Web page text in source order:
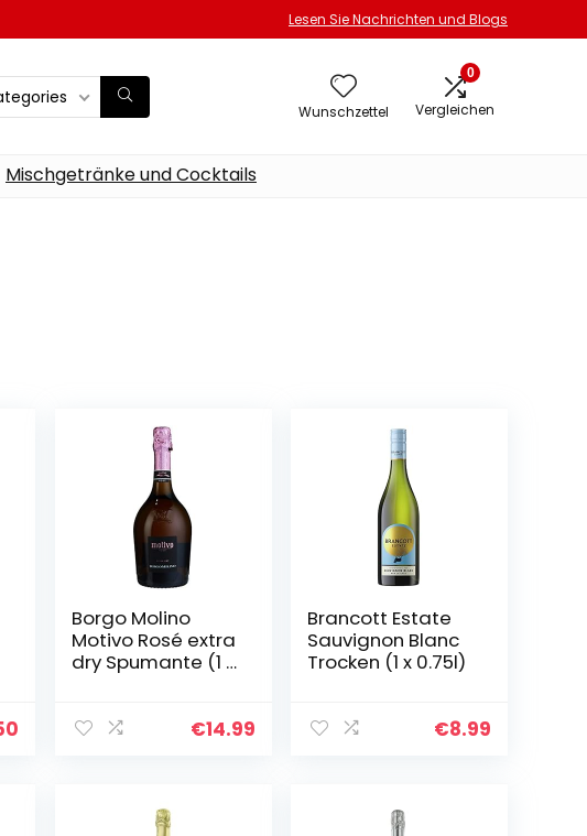
Lesen Sie Nachrichten und Blogs
Wunschzettel
0
Vergleichen
Mischgetränke und Cocktails
Borgo Molino
Motivo Rosé extra
dry Spumante (1 x
€14.99
Brancott Estate
Sauvignon Blanc
Trocken (1 x 0.75l)
€8.99